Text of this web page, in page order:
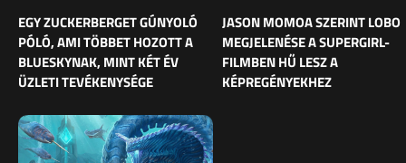
EGY ZUCKERBERGET GÚNYOLÓ
PÓLÓ, AMI TÖBBET HOZOTT A
BLUESKYNAK, MINT KÉT ÉV
ÜZLETI TEVÉKENYSÉGE
JASON MOMOA SZERINT LOBO
MEGJELENÉSE A SUPERGIRL-
FILMBEN HŰ LESZ A
KÉPREGÉNYEKHEZ